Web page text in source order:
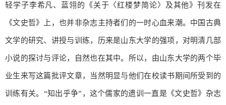
轻学子李希凡、蓝翎的《关于〈红楼梦简论〉及其他》刊发在
《文史哲》上，也并非杂志主持者们的一时心血来潮。中国古典
文学的研究、讲授与训练，历来是山东大学的强项，对明清几部
小说的探讨与评论，自然也在其中。所以，由山东大学的两个毕
业生来写这篇批评文章，当然明显与他们在校读书期间所受到的
训练有关。“知出乎争”，这个儒家的遗训一直是《文史哲》杂志